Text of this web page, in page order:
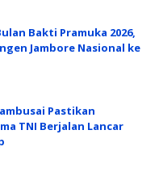
Bakti Pramuka 2026,
Jambore Nasional ke
Pastikan
TNI Berjalan Lancar